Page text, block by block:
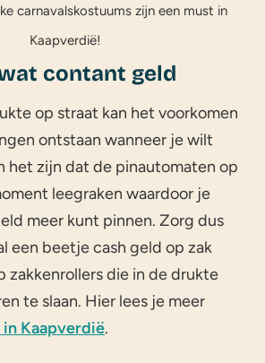
carnavalskostuums zijn een must in
Kaapverdië!
contant geld
op straat kan het voorkomen
ontstaan wanneer je wilt
het zijn dat de pinautomaten op
leegraken waardoor je
meer kunt pinnen. Zorg dus
een beetje cash geld op zak
zakkenrollers die in de drukte
te slaan. Hier lees je meer
Kaapverdië.